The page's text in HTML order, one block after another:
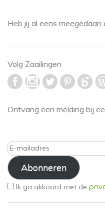
Heb jij al eens
Volg Zaailingen
Ontvang een melding bij
E-
mailadresAbonneren
Ik ga akkoord met de